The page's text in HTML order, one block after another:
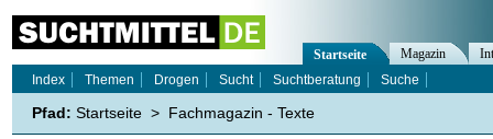
Startseite Magazin
Index
Themen Drogen Sucht Suchtberatung Suche
Pfad: Startseite > Fachmagazin - Texte